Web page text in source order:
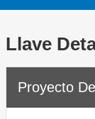
Llave
Proyecto